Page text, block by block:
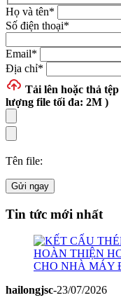
Họ và tên*
Số điện thoại*
Email*
Địa chỉ*
Tải lên hoặc thả tệp
lượng file tối đa: 2M )
Tên file:
Gửi ngay
Tin tức mới nhất
hailongjsc-23/07/2026